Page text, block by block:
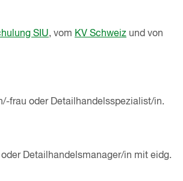
SIU, vom KV Schweiz und von
frau oder Detailhandelsspezialist/in.
Detailhandelsmanager/in mit eidg.